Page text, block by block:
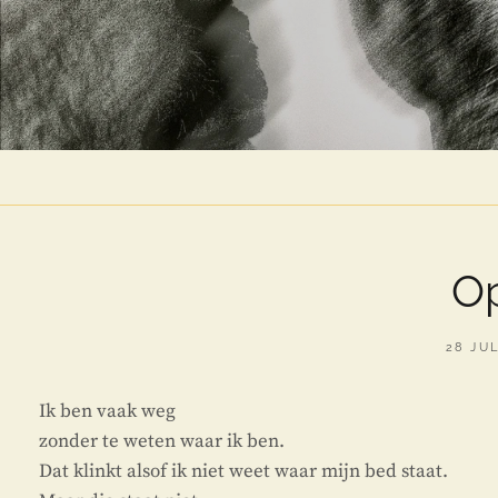
28
Ik ben vaak weg
zonder te weten waar ik ben.
Dat klinkt alsof ik niet weet waar mijn bed staat.